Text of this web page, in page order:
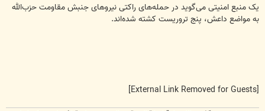
یک منبع امنیتی می‌گوید در حمله‌های راکتی نیروهای جنبش مقاومت حزب‌الله
به مواضع داعش، پنج تروریست کشته شده‌اند.